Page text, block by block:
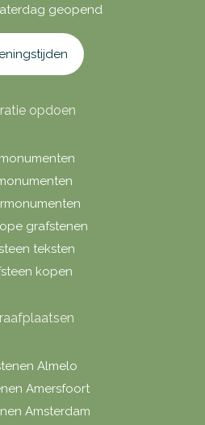
geopend
opdoen
grafstenen
teksten
kopen
Almelo
Amersfoort
Amsterdam